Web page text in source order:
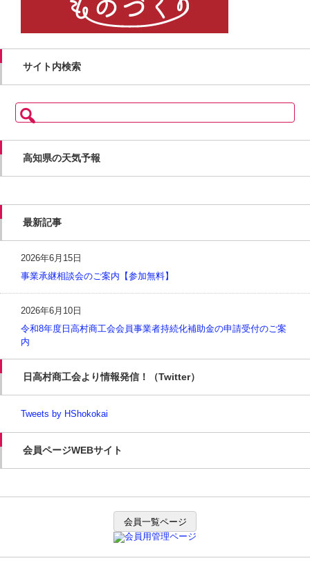
サイト内検索
検
索:
高知県の天気予報
最新記事
2026年6月15日
事業承継相談会のご案内【参加無料】
2026年6月10日
令和8年度日高村商工会会員事業者持続化補助金の申請受付のご案
内
日高村商工会より情報発信！（Twitter）
Tweets by HShokokai
会員ページWEBサイト